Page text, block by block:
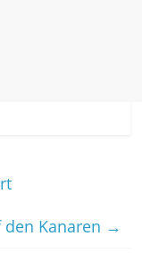
Kanaren →